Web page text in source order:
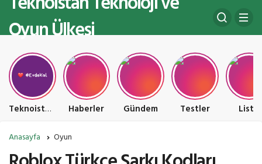
Oyun Ülkesi
Teknoistan Teknoloji ve Oyun Ülkesi Haberler Gündem Testler Liste
Anasayfa Oyun